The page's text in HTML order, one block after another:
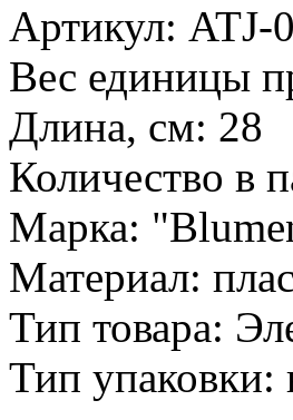
Артикул: ATJ-
Вес единицы
Длина, см: 28
Количество в
Марка:
Материал:
Тип товара:
Тип упаковки: